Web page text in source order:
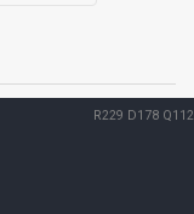
R229 D178 Q112